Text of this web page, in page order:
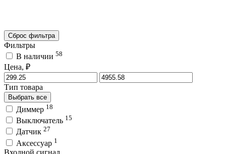
Сброс фильтра
Фильтры
В наличии 58
Цена, ₽
Тип товара
Выбрать все
Диммер 18
Выключатель 15
Датчик 27
Аксессуар 1
Входной сигнал